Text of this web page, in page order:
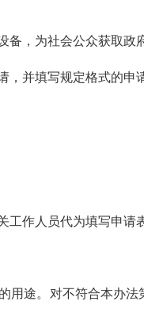
，为社会公众获取政
并填写规定格式的申
作人员代为填写申请
途。对不符合本办